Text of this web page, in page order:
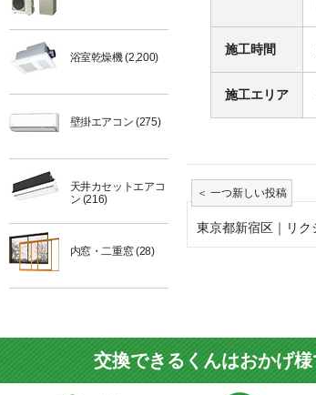
浴室乾燥機(2,200)
壁掛エアコン (275)
天井カセットエアコ
ン (216)
内窓・二重窓(28)
施工時間
施工エリア
東京都新宿区｜リク
交換できるくんはおかげ